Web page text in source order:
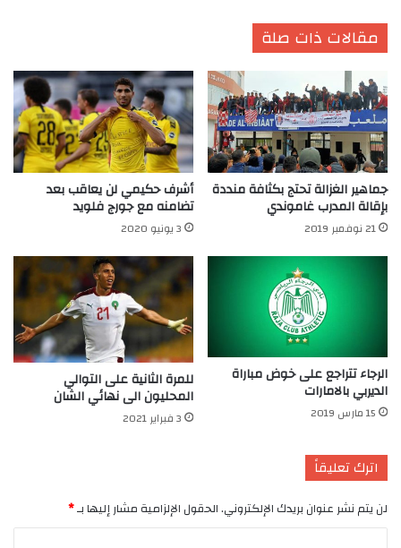
مقالات ذات صلة
جماهير الغزالة تحتج بكثافة منددة
بإقالة المدرب غاموندي
21 نوفمبر 2019
أشرف حكيمي لن يعاقب بعد
تضامنه مع جورج فلويد
3 يونيو 2020
الرجاء تتراجع على خوض مباراة
الديربي بالامارات
15 مارس 2019
للمرة الثانية على التوالي
المحليون الى نهائي الشان
3 فبراير 2021
اترك تعليقاً
لن يتم نشر عنوان بريدك الإلكتروني.الحقول الإلزامية مشار إليها بـ*